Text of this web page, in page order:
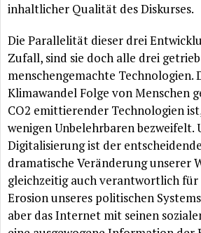
inhaltlicher Qualität des Diskurses.
Die Parallelität dieser drei
Zufall, sind sie doch alle drei
menschengemachte Technologien.
Klimawandel Folge von Menschen
CO2 emittierender Technologien
wenigen Unbelehrbaren bezweifelt.
Digitalisierung ist der
dramatische Veränderungunserer
gleichzeitig auch verantwortlichfür
Erosion unseres politischen
aber das Internet mit seinen